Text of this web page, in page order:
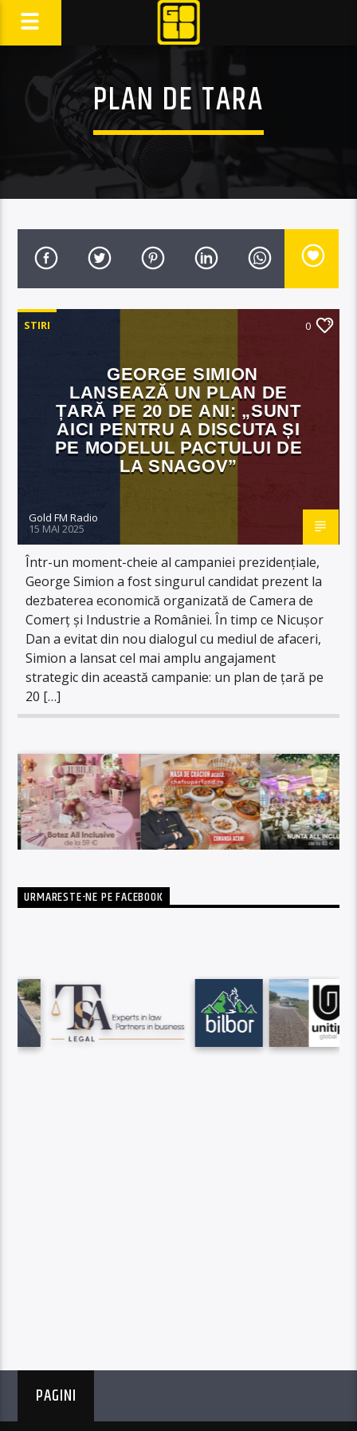
PLAN DE TARA
STIRI 0
GEORGE SIMION
LANSEAZĂ UN PLAN DE
ȚARĂ PE 20 DE ANI: „SUNT
AICI PENTRU A DISCUTA ȘI
PE MODELUL PACTULUI DE
LA SNAGOV”
Gold FM Radio
15 MAI 2025
Într-un moment-cheie al campaniei prezidențiale,
George Simion a fost singurul candidat prezent la
dezbaterea economică organizată de Camera de
Comerț și Industrie a României. În timp ce Nicușor
Dan a evitat din nou dialogul cu mediul de afaceri,
Simion a lansat cel mai amplu angajament
strategic din această campanie: un plan de țară pe
20 […]
URMARESTE-NE PE FACEBOOK
PAGINI